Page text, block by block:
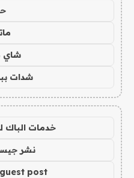
شاي
شدات
خدمات الباك
نشر
guest post مقال ضيف